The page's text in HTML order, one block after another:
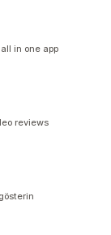
in one app
reviews